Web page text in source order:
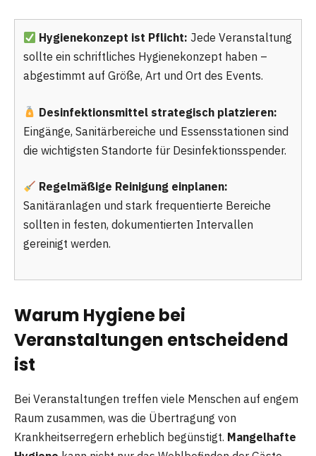
Hygienekonzept ist Pflicht: Jede Veranstaltung
sollte ein schriftliches Hygienekonzept haben –
abgestimmt auf Größe, Art und Ort des Events.
Desinfektionsmittel strategisch platzieren:
Eingänge, Sanitärbereiche und Essensstationen sind
die wichtigsten Standorte für Desinfektionsspender.
Regelmäßige Reinigung einplanen:
Sanitäranlagen und stark frequentierte Bereiche
sollten in festen, dokumentierten Intervallen
gereinigt werden.
Warum Hygiene bei
Veranstaltungen entscheidend
ist
Bei Veranstaltungen treffen viele Menschen auf engem
Raum zusammen, was die Übertragung von
Krankheitserregern erheblich begünstigt. Mangelhafte